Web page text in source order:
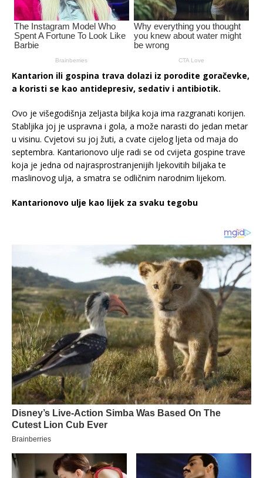
Kantarion ili gospina trava dolazi iz porodite goračevke,
a koristi se kao antidepresiv, sedativ i antibiotik.
Ovo je višegodišnja zeljasta biljka koja ima razgranati korijen.
Stabljika joj je uspravna i gola, a može narasti do jedan metar
u visinu. Cvjetovi su joj žuti, a cvate cijelog ljeta od maja do
septembra. Kantarionovo ulje radi se od cvijeta gospine trave
koja je jedna od najrasprostranjenijih ljekovitih biljaka te
maslinovog ulja, a smatra se odličnim narodnim lijekom.
Kantarionovo ulje kao lijek za svaku tegobu